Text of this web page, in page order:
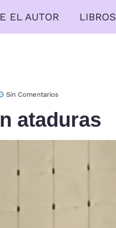
EL AUTOR LIBROS
Sin Comentarios
ataduras